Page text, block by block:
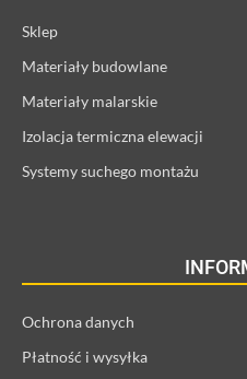
Sklep
Materiały budowlane
Materiały malarskie
Izolacja termiczna elewacji
Systemy suchego montażu
Ochrona danych
Płatność i wysyłka